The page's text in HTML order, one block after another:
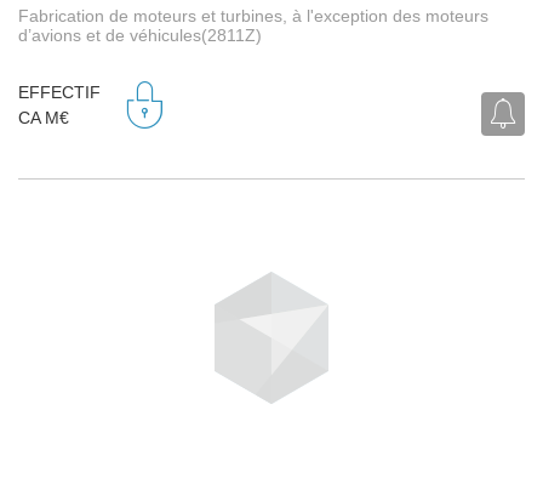
Fabrication de moteurs et turbines, à l'exception des moteurs
d’avions et de véhicules(2811Z)
EFFECTIF
CA M€